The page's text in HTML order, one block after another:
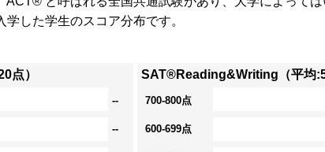
した学生のスコア分布です。
点）
--
--
SAT®Reading&Writing（平均
700-800点
600-699点